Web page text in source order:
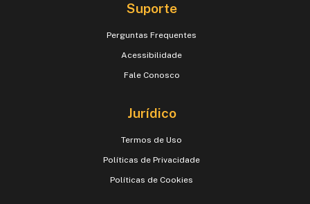
Suporte
Perguntas Frequentes
Acessibilidade
Fale Conosco
Jurídico
Termos de Uso
Políticas de Privacidade
Políticas de Cookies